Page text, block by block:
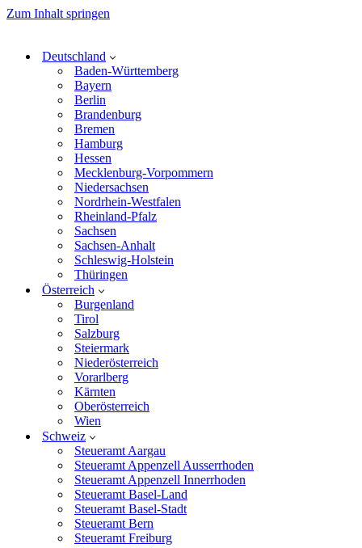
Zum Inhalt springen
Deutschland
Baden-Württemberg
Bayern
Berlin
Brandenburg
Bremen
Hamburg
Hessen
Mecklenburg-Vorpommern
Niedersachsen
Nordrhein-Westfalen
Rheinland-Pfalz
Sachsen
Sachsen-Anhalt
Schleswig-Holstein
Thüringen
Österreich
Burgenland
Tirol
Salzburg
Steiermark
Niederösterreich
Vorarlberg
Kärnten
Oberösterreich
Wien
Schweiz
Steueramt Aargau
Steueramt Appenzell Ausserrhoden
Steueramt Appenzell Innerrhoden
Steueramt Basel-Land
Steueramt Basel-Stadt
Steueramt Bern
Steueramt Freiburg